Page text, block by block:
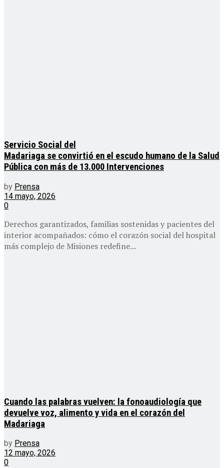
Servicio Social del
Madariaga se convirtió en el escudo humano de la Salud
Pública con más de 13.000 Intervenciones
by Prensa
14 mayo, 2026
0
Derechos garantizados, familias sostenidas y pacientes del
interior acompañados: cómo el corazón social del hospital
más complejo de Misiones redefine...
Cuando las palabras vuelven: la fonoaudiología que
devuelve voz, alimento y vida en el corazón del
Madariaga
by Prensa
12 mayo, 2026
0